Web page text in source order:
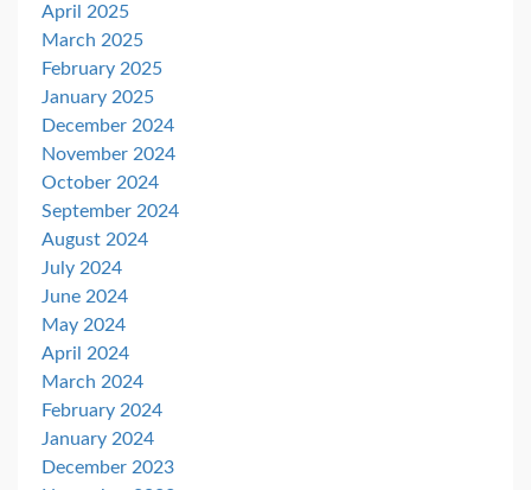
April 2025
March 2025
February 2025
January 2025
December 2024
November 2024
October 2024
September 2024
August 2024
July 2024
June 2024
May 2024
April 2024
March 2024
February 2024
January 2024
December 2023